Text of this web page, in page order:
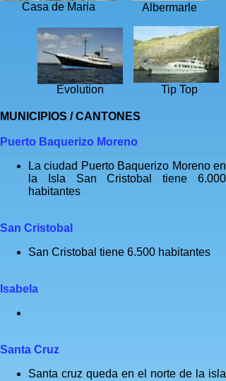
MUNICIPIOS / CANTONES
Puerto Baquerizo Moreno
La ciudad Puerto Baquerizo Moreno en
la Isla San Cristobal tiene 6.000
habitantes
San Cristobal
San Cristobal tiene 6.500 habitantes
Isabela
Santa Cruz
Santa cruz queda en el norte de la isla
Casa de Maria Albermarle
Evolution Tip Top